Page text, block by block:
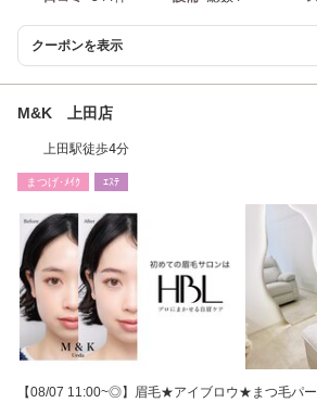
クーポンを表示
M&K 上田店
上田駅徒歩4分
まつげ･ﾒｲｸ ｴｽﾃ
【08/07 11:00~◎】眉毛★アイブロウ★まつ毛パ